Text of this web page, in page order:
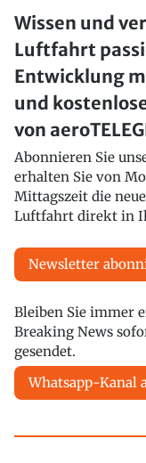
Wissen und
Luftfahrt
Entwicklung
und
von
Abonnieren Sie
erhalten Sie von
Mittagszeit die
Luftfahrt direkt in
Newsletter
Bleiben Sie immer
Breaking News
gesendet.
Whatsapp-Kanal